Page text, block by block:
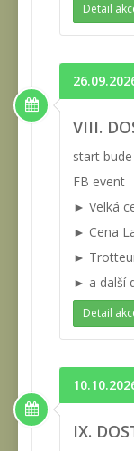
Detail
VIII.
start
FB event
► Velká
► Cena
►
► a další
Detail
IX.